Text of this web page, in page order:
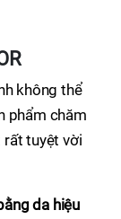
không thể
phẩm chăm
tuyệt vời
da hiệu